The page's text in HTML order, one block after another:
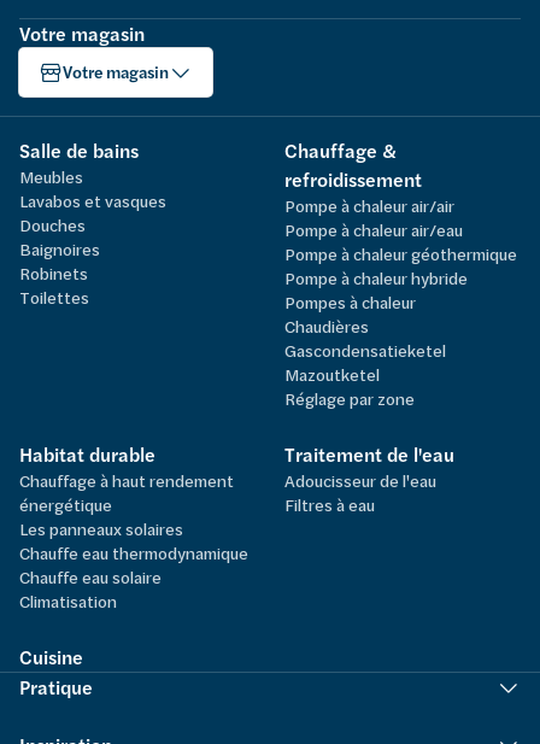
Votre magasin
Votre magasin
Salle de bains
Meubles
Lavabos et vasques
Douches
Baignoires
Robinets
Toilettes
Chauffage &
refroidissement
Pompe à chaleur air/air
Pompe à chaleur air/eau
Pompe à chaleur géothermique
Pompe à chaleur hybride
Pompes à chaleur
Chaudières
Gascondensatieketel
Mazoutketel
Réglage par zone
Habitat durable
Chauffage à haut rendement
énergétique
Les panneaux solaires
Chauffe eau thermodynamique
Chauffe eau solaire
Climatisation
Traitement de l'eau
Adoucisseur de l'eau
Filtres à eau
Cuisine
Pratique